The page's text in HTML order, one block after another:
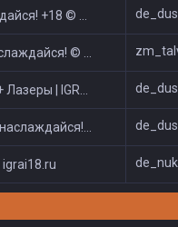
+18 © Public
© Zombie Show
| IGRAI18.RU ツ █
© Classic